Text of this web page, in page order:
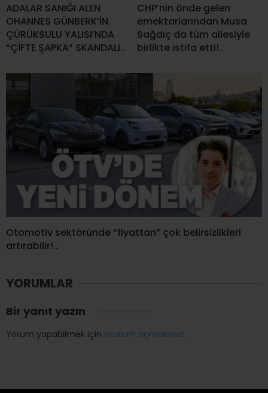
ADALAR SANIĞI ALEN
OHANNES GÜNBERK’İN
ÇÜRÜKSULU YALISI’NDA
“ÇİFTE ŞAPKA” SKANDALI..
CHP’nin önde gelen
emektarlarından Musa
Sağdıç da tüm ailesiyle
birlikte istifa etti!..
Otomotiv sektöründe “fiyattan” çok belirsizlikleri
artırabilir!..
YORUMLAR
Bir yanıt yazın
Yorum yapabilmek için oturum açmalısınız.